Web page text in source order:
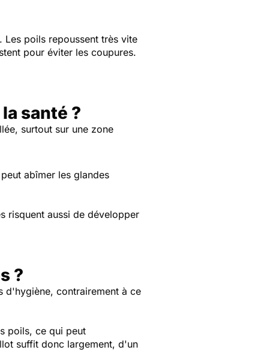
poils repoussent très vite
pour éviter les coupures.
santé ?
surtout sur une zone
abîmer les glandes
risquent aussi de développer
?
d'hygiène, contrairement à ce
poils, ce qui peut
suffit donc largement, d'un